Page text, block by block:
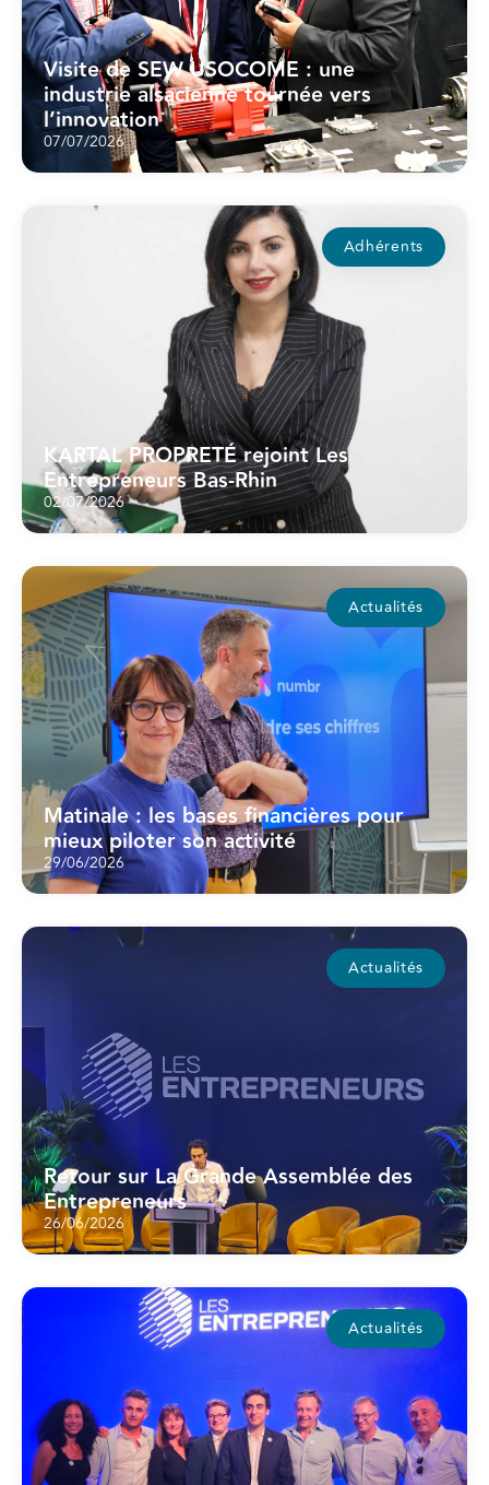
Visite de SEW USOCOME : une
industrie alsacienne tournée vers
l’innovation
07/07/2026
Adhérents
KARTAL PROPRETÉ rejoint Les
Entrepreneurs Bas-Rhin
02/07/2026
Actualités
Matinale : les bases financières pour
mieux piloter son activité
29/06/2026
Actualités
Retour sur La Grande Assemblée des
Entrepreneurs
26/06/2026
Actualités